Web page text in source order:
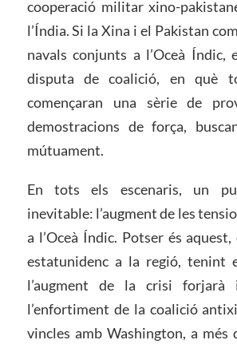
cooperació militar xino-
l’Índia. Si la Xina i el Pakistan
navals conjunts a l’Oceà Índic,
disputa de coalició, en què
començaran una sèrie de
demostracions de força,
mútuament.
En tots els escenaris, un
inevitable: l’augment de les
a l’Oceà Índic. Potser és
estatunidenc a la regió, tenint
l’augment de la crisi forjarà
l’enfortiment de la coalició
vincles amb Washington, a més